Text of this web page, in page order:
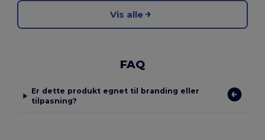
Vis alle
FAQ
Er dette produkt egnet til branding eller
tilpasning?